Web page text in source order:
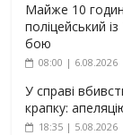
Майже 10 годин
поліцейський
бою
08:00 | 6.08.2026
У справі
крапку:
18:35 | 5.08.2026